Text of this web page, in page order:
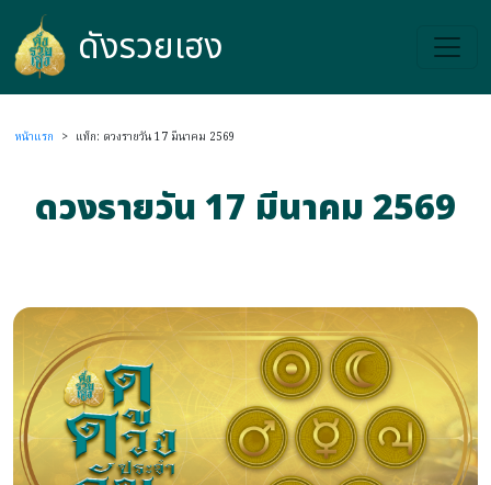
ดังรวยเฮง
ดังรวยเฮง
หน้าแรก > แท็ก: ดวงรายวัน 17 มีนาคม 2569
ดวงรายวัน 17 มีนาคม 2569